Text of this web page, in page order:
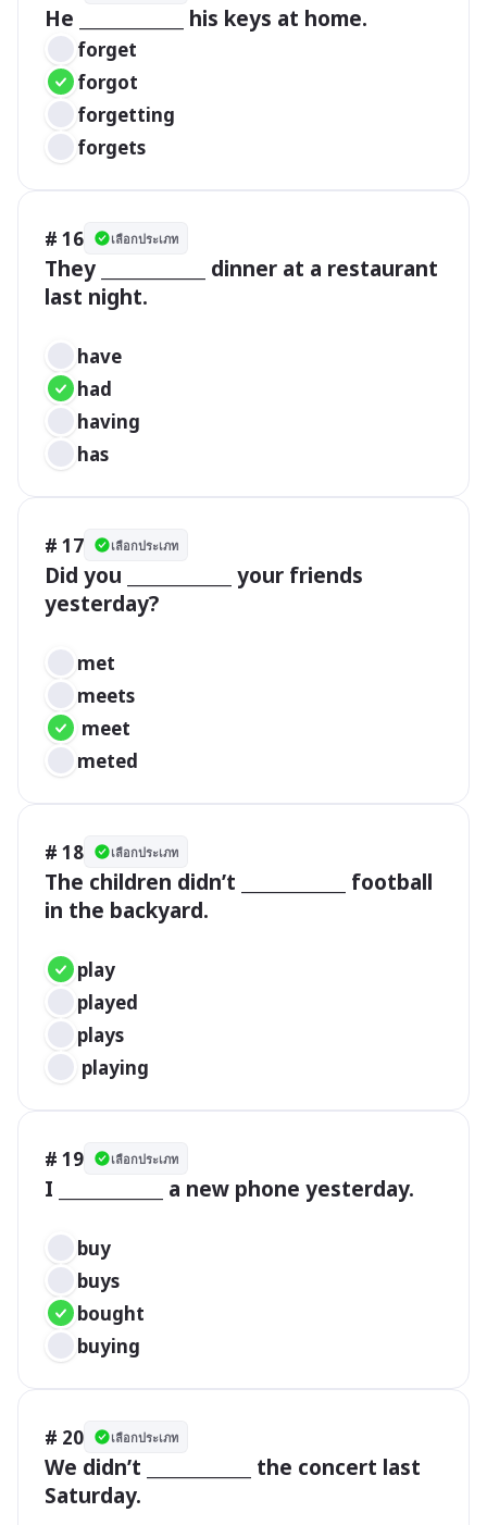
forgot
forgetting
forgets
# 16 เลือกประเภท
They ____________ dinner at a restaurant
last night.
having
has
# 17 เลือกประเภท
Did you ____________ your friends
yesterday?
meted
# 18 เลือกประเภท
The children didn’t ____________ football
in the backyard.
plays
playing
# 19 เลือกประเภท
I ____________ a new phone yesterday.
buy
buying
# 20 เลือกประเภท
We didn’t ____________ the concert last
Saturday.